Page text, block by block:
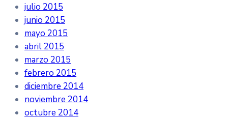
julio 2015
junio 2015
mayo 2015
abril 2015
marzo 2015
febrero 2015
diciembre 2014
noviembre 2014
octubre 2014